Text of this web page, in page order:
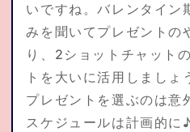
いですね。バレンタイン
みを聞いてプレゼントの
り、2ショットチャット
トを大いに活用しましょ
プレゼントを選ぶのは意
スケジュールは計画的に♪